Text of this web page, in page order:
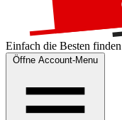
Einfach die Besten finden
Öffne Account-Menu